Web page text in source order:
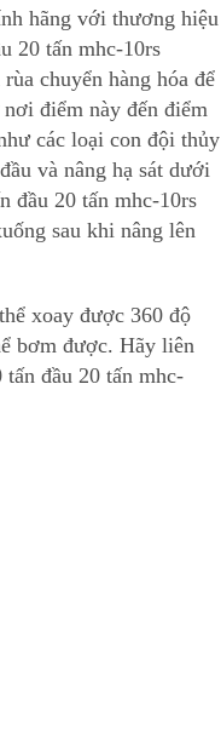
hãng với thương hiệu
20 tấn mhc-10rs
chuyển hàng hóa để
điểm này đến điểm
các loại con đội thủy
và nâng hạ sát dưới
đầu 20 tấn mhc-10rs
sau khi nâng lên
xoay được 360 độ
bơm được. Hãy liên
đầu 20 tấn mhc-